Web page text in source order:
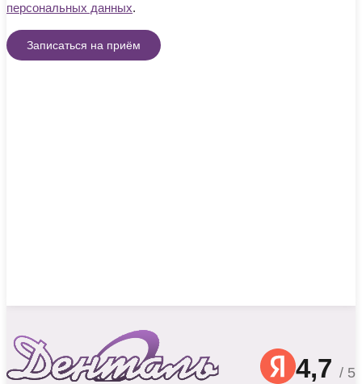
персональных данных.
Записаться на приём
4,7 / 5